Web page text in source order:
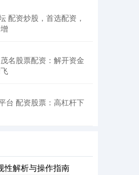
配资炒股，首选配资，
名股票配资：解开资金
台 配资股票：高杠杆下
性解析与操作指南